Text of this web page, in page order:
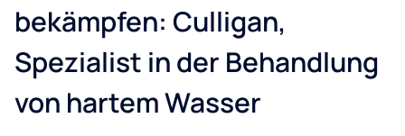
bekämpfen: Culligan,
Spezialist in der Behandlung
von hartem Wasser